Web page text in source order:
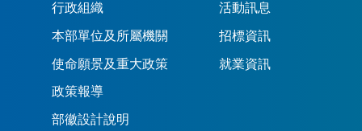
行政組織
本部單位及所屬機關
使命願景及重大政策
政策報導
部徽設計說明
活動訊息
招標資訊
就業資訊